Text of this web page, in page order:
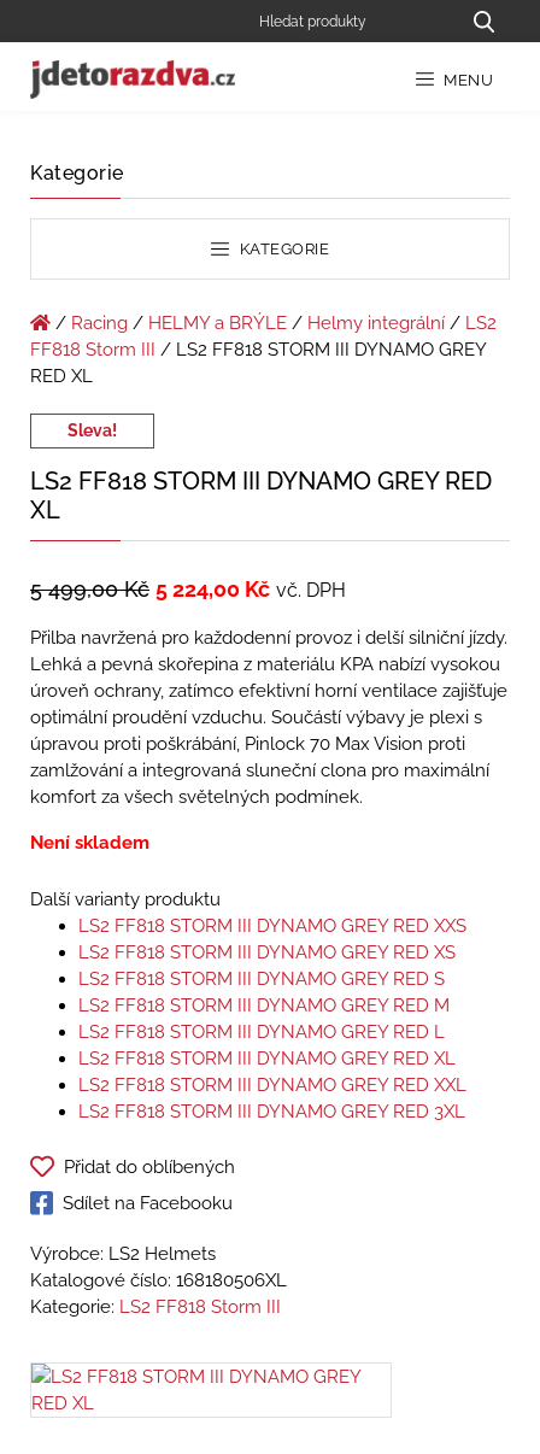
MENU
Kategorie
KATEGORIE
/ Racing / HELMY a BRÝLE / Helmy integrální / LS2
FF818 Storm III
/ LS2 FF818 STORM III DYNAMO GREY
RED XL
Sleva!
LS2 FF818 STORM III DYNAMO GREY RED
XL
5 499,00Kč 5 224,00 Kč vč. DPH
Přilba navržená pro každodenní provoz i delší silniční jízdy.
Lehká a pevná skořepina z materiálu KPA nabízí vysokou
úroveň ochrany, zatímco efektivní horní ventilace zajišťuje
optimální proudění vzduchu. Součástí výbavy je plexi s
úpravou proti poškrábání, Pinlock 70 Max Vision proti
zamlžování a integrovaná sluneční clona pro maximální
komfort za všech světelných podmínek.
Není skladem
Další varianty produktu
LS2 FF818 STORM III DYNAMO GREY RED XXS
LS2 FF818 STORM III DYNAMO GREY RED XS
LS2 FF818 STORM III DYNAMO GREY RED S
LS2 FF818 STORM III DYNAMO GREY RED M
LS2 FF818 STORM III DYNAMO GREY RED L
LS2 FF818 STORM III DYNAMO GREY RED XL
LS2 FF818 STORM III DYNAMO GREY RED XXL
LS2 FF818 STORM III DYNAMO GREY RED 3XL
Přidat do oblíbených
Sdílet na Facebooku
Výrobce: LS2 Helmets
Katalogové číslo: 168180506XL
Kategorie: LS2 FF818 Storm III